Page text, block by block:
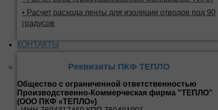
• Расчет расхода ленты для изоляции отводов под 90
градусов
КОНТАКТЫ
Реквизиты ПКФ ТЕПЛО
Общество с ограниченной ответственностью
Производственно-Коммерческая фирма "ТЕПЛО"
(ООО ПКФ «ТЕПЛО»)